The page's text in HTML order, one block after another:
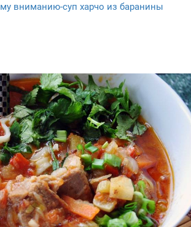
вниманию-суп харчо из баранины